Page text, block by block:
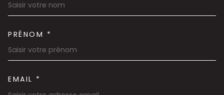
PRÉNOM *
EMAIL *